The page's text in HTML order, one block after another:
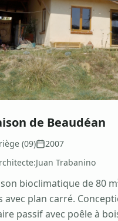
de Beaudéan
(09)
2007
Juan Trabanino
bioclimatique de 80
avec plan carré.
passif avec poêle à